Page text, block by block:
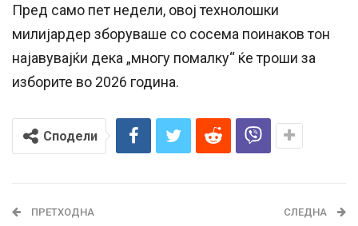
Пред само пет недели, овој технолошки
милијардер зборуваше со сосема поинаков тон
најавувајќи дека „многу помалку“ ќе троши за
изборите во 2026 година.
Сподели
ПРЕТХОДНА СЛЕДНА